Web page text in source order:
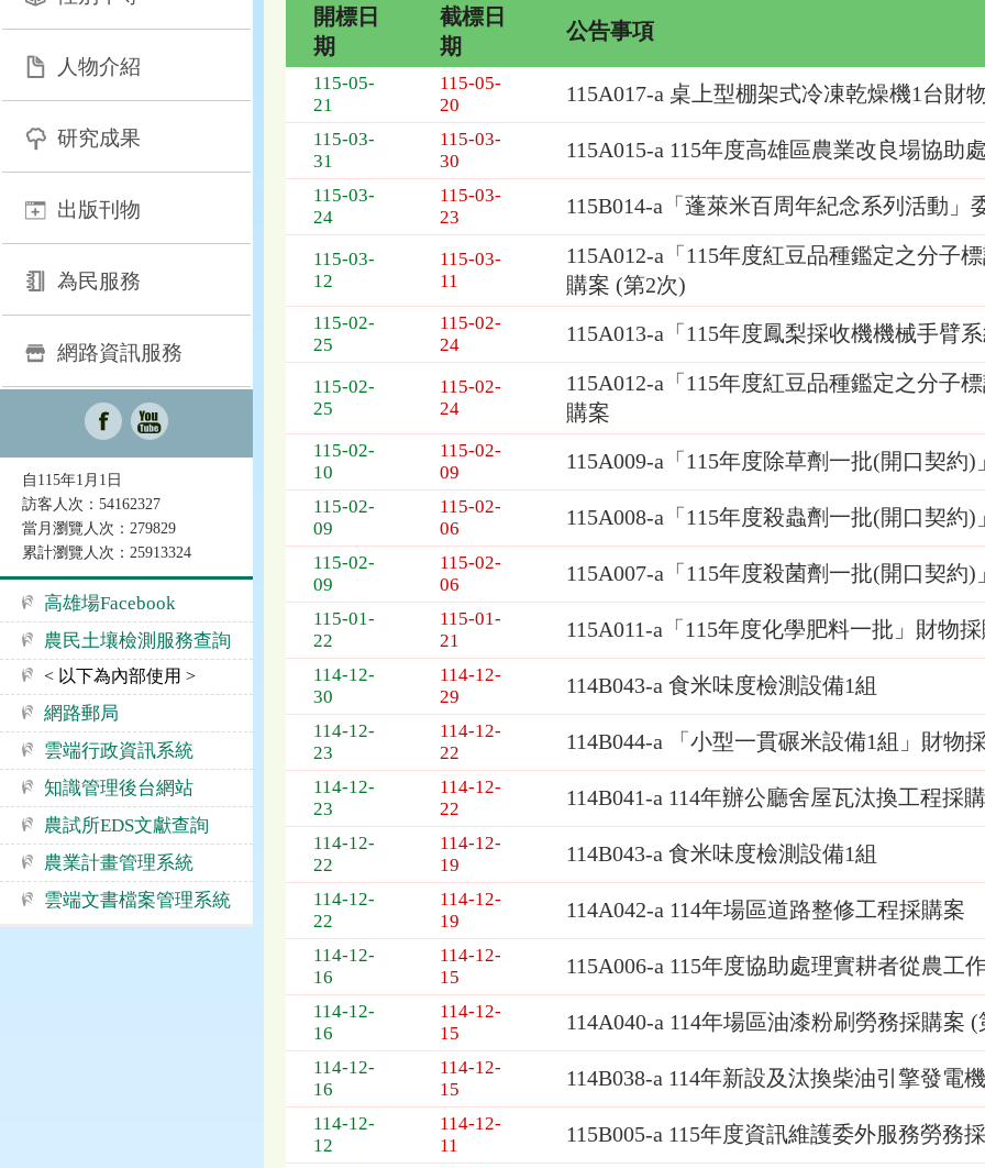
人物介紹
研究成果
出版刊物
為民服務
網路資訊服務
自115年1月1日
訪客人次：54162327
當月瀏覽人次：279829
累計瀏覽人次：25913324
高雄場Facebook
農民土壤檢測服務查詢
< 以下為內部使用 >
網路郵局
雲端行政資訊系統
知識管理後台網站
農試所EDS文獻查詢
農業計畫管理系統
雲端文書檔案管理系統
採
表，
位
為：
期、
期、
開標日
期
截標日
期
公告事項
115-05-
21
115-05-
20
115A017-a 桌上型棚架式冷凍乾燥機1台財
115-03-
31
115-03-
30
115A015-a 115年度高雄區農業改良場協
115-03-
24
115-03-
23
115B014-a「蓬萊米百周年紀念系列活動」
115-03-
12
115-03-
11
115A012-a「115年度紅豆品種鑑定之分子
購案 (第2次)
115-02-
25
115-02-
24
115A013-a「115年度鳳梨採收機機械手臂
115-02-
25
115-02-
24
115A012-a「115年度紅豆品種鑑定之分子
購案
115-02-
10
115-02-
09
115A009-a「115年度除草劑一批(開口契約
115-02-
09
115-02-
06
115A008-a「115年度殺蟲劑一批(開口契約)
115-02-
09
115-02-
06
115A007-a「115年度殺菌劑一批(開口契約)
115-01-
22
115-01-
21
115A011-a「115年度化學肥料一批」財物
114-12-
30
114-12-
29
114B043-a 食米味度檢測設備1組
114-12-
23
114-12-
22
114B044-a 「小型一貫碾米設備1組」財物
114-12-
23
114-12-
22
114B041-a 114年辦公廳舍屋瓦汰換工程採
114-12-
22
114-12-
19
114B043-a 食米味度檢測設備1組
114-12-
22
114-12-
19
114A042-a 114年場區道路整修工程採購案
114-12-
16
114-12-
15
115A006-a 115年度協助處理實耕者從農工
114-12-
16
114-12-
15
114A040-a 114年場區油漆粉刷勞務採購案 (
114-12-
16
114-12-
15
114B038-a 114年新設及汰換柴油引擎發電
114-12-
12
114-12-
11
115B005-a 115年度資訊維護委外服務勞務